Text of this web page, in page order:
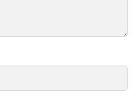
て、健康的な生活を楽し